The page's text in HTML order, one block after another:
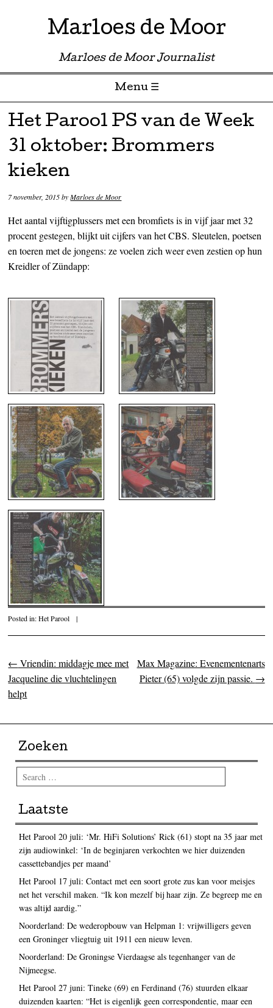
Marloes de Moor
Marloes de Moor Journalist
Menu ☰
Skip to content
Het Parool PS van de Week
31 oktober: Brommers
kieken
7 november, 2015byMarloes de Moor
Het aantal vijftigplussers met een bromfiets is in vijf jaar met 32
procent gestegen, blijkt uit cijfers van het CBS. Sleutelen, poetsen
en toeren met de jongens: ze voelen zich weer even zestien op hun
Kreidler of Zündapp:
Posted in:Het Parool |
Post navigation
← Vriendin: middagje mee met
Jacqueline die vluchtelingen
helpt
Max Magazine: Evenementenarts
Pieter (65) volgde zijn passie. →
Zoeken
Search
Laatste
Het Parool 20 juli: ‘Mr. HiFi Solutions’ Rick (61) stopt na 35 jaar met
zijn audiowinkel: ‘In de beginjaren verkochten we hier duizenden
cassettebandjes per maand’
Het Parool 17 juli: Contact met een soort grote zus kan voor meisjes
net het verschil maken. “Ik kon mezelf bij haar zijn. Ze begreep me en
was altijd aardig.”
Noorderland: De wederopbouw van Helpman 1: vrijwilligers geven
een Groninger vliegtuig uit 1911 een nieuw leven.
Noorderland: De Groningse Vierdaagse als tegenhanger van de
Nijmeegse.
Het Parool 27 juni: Tineke (69) en Ferdinand (76) stuurden elkaar
duizenden kaarten: “Het is eigenlijk geen correspondentie, maar een